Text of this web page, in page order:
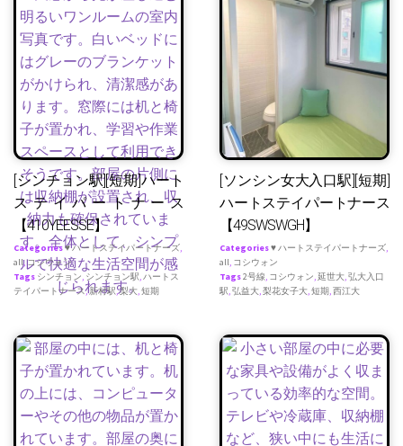
[シンチョン駅][短期]ハート
ステイパートナース
【410YEESSE】
Categories♥ ハートステイパートナーズ,
all,コシウォン
Tags シンチョン, シンチョン駅,ハートス
テイパートナース,新村駅,梨大,短期
[ソンシン女大入口駅][短期]
ハートステイパートナース
【49SWSWGH】
Categories♥ ハートステイパートナーズ,
all, コシウォン
Tags2号線, コシウォン,延世大,弘大入口
駅,弘益大,梨花女子大,短期,西江大